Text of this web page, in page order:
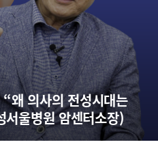
왜 의사의 전성시대는
울병원 암센터소장)